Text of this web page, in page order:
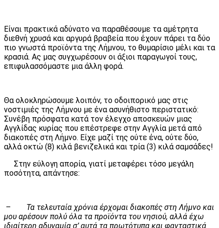
Είναι πρακτικά αδύνατο να παραθέσουμε τα αμέτρητα
διεθνή χρυσά και αργυρά βραβεία που έχουν πάρει τα δύο
πιο γνωστά προϊόντα της Λήμνου, το θυμαρίσιο μέλι και τα
κρασιά. Ας μας συγχωρέσουν οι άξιοι παραγωγοί τους,
επιφυλασσόμαστε μια άλλη φορά.
Θα ολοκληρώσουμε λοιπόν, το οδοιπορικό μας στις
νοστιμιές της Λήμνου με ένα ασυνήθιστο περιστατικό:
Συνέβη πρόσφατα κατά τον έλεγχο αποσκευών μιας
Αγγλίδας κυρίας που επέστρεφε στην Αγγλία μετά από
διακοπές στη Λήμνο. Είχε μαζί της ούτε ένα, ούτε δύο,
αλλά οκτώ (8) κιλά βενιζελικά και τρία (3) κιλά σαμσάδες!
Στην εύλογη απορία, γιατί μεταφέρει τόσο μεγάλη
ποσότητα, απάντησε:
– Τα τελευταία χρόνια έρχομαι διακοπές στη Λήμνο και
μου αρέσουν πολύ όλα τα προϊόντα του νησιού, αλλά έχω
ιδιαίτερη αδυναμία σ’ αυτά τα πρωτότυπα και φανταστικά